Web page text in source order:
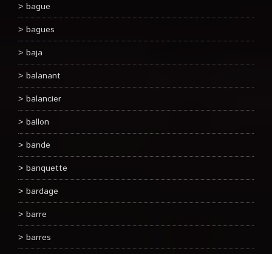
bague
bagues
baja
balanant
balancier
ballon
bande
banquette
bardage
barre
barres